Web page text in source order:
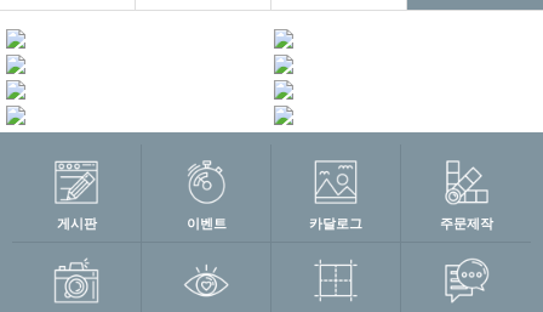
게시판 이벤트 카달로그 주문제작